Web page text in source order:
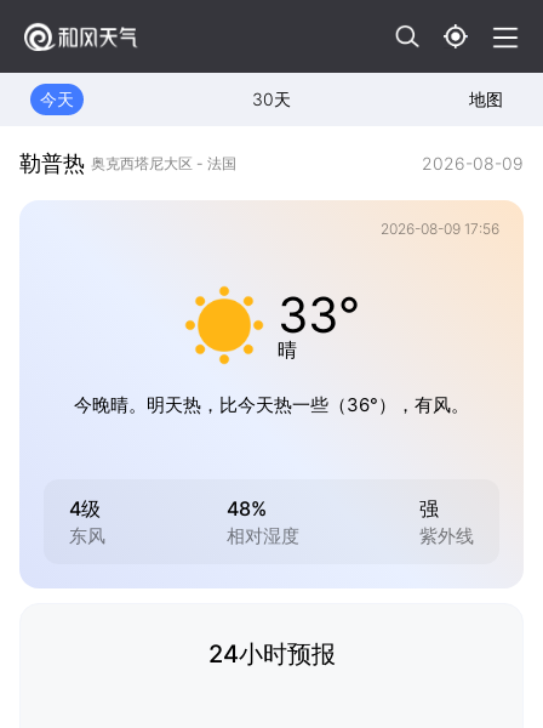
今天 30天 地图
勒普热 奥克西塔尼大区 - 法国 2026-08-09
2026-08-09 17:56
33°
晴
今晚晴。明天热，比今天热一些（36°），有风。
4级
东风
48%
相对湿度
强
紫外线
24小时预报